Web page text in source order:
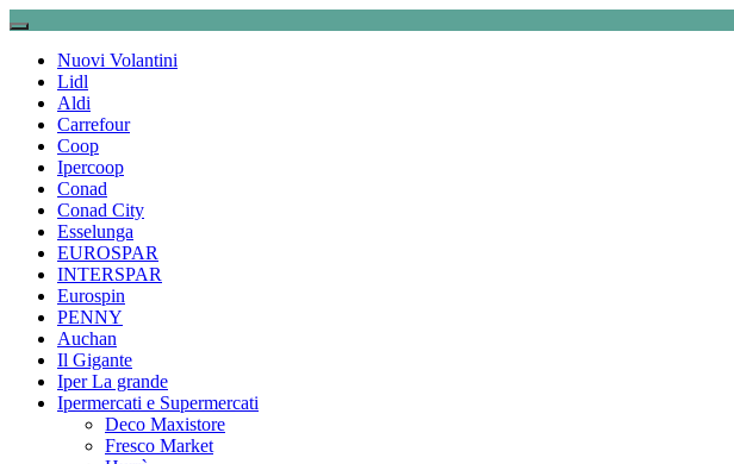
Nuovi Volantini
Lidl
Aldi
Carrefour
Coop
Ipercoop
Conad
Conad City
Esselunga
EUROSPAR
INTERSPAR
Eurospin
PENNY
Auchan
Il Gigante
Iper La grande
Ipermercati e Supermercati
Deco Maxistore
Fresco Market